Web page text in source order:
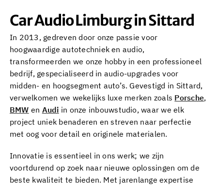
Car Audio Limburg in Sittard
In 2013, gedreven door onze passie voor
hoogwaardige autotechniek en audio,
transformeerden we onze hobby in een professioneel
bedrijf, gespecialiseerd in audio-upgrades voor
midden- en hoogsegment auto’s. Gevestigd in Sittard,
verwelkomen we wekelijks luxe merken zoals Porsche,
BMW en Audi in onze inbouwstudio, waar we elk
project uniek benaderen en streven naar perfectie
met oog voor detail en originele materialen.
Innovatie is essentieel in ons werk; we zijn
voortdurend op zoek naar nieuwe oplossingen om de
beste kwaliteit te bieden. Met jarenlange expertise